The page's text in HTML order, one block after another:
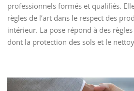
professionnels formés et qualiﬁés.
règles de l’art dans le respect des
intérieur. La pose répond à des
dont la protection des sols et le